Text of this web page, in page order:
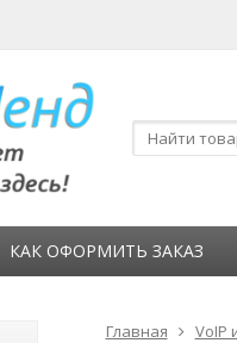
КАК ОФОРМИТЬ ЗАКАЗ
Главная VoIP